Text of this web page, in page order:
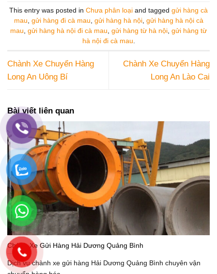
This entry was posted in Chưa phân loại and tagged gửi hàng cà
mau gửi hàng đi cà mau gửi hàng hà nội, gửi hàng hà nội cà
mau gửi hàng hà nội đi cà mau gửi hàng từ hà nội gửi hàng từ
hà nội đi cà mau
Chành Xe Chuyển Hàng
Long An Uông Bí
Chành Xe Chuyển Hàng
Long An Lào Cai
Bài viết liên quan
Chành Xe Gửi Hàng Hải Dương Quảng Bình
Dịch vụ chành xe gửi hàng Hải Dương Quảng Bình chuyên vận